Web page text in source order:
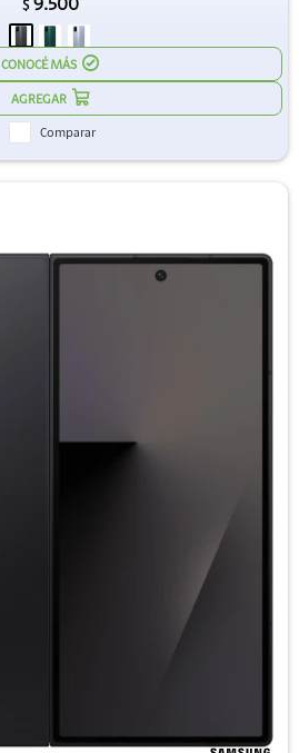
$ 9.500
CONOCÉ MÁS
Comparar